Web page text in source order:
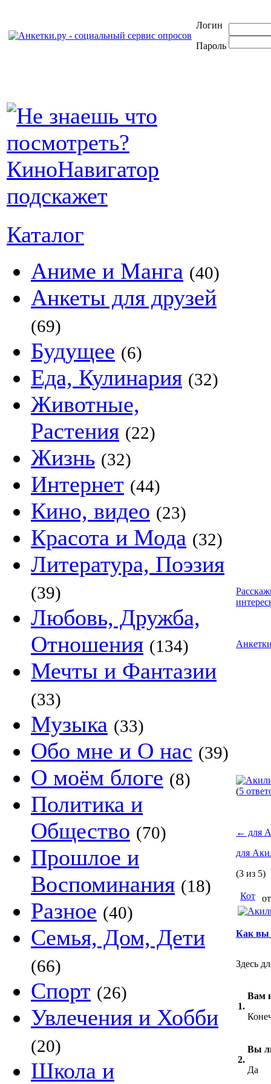
Логин
Пароль
Каталог
Аниме и Манга (40)
Анкеты для друзей
(69)
Будущее (6)
Еда, Кулинария (32)
Животные,
Растения (22)
Жизнь (32)
Интернет (44)
Кино, видео (23)
Красота и Мода (32)
Литература, Поэзия
(39)
Любовь, Дружба,
Отношения (134)
Мечты и Фантазии
(33)
Музыка (33)
Обо мне и О нас (39)
О моём блоге (8)
Политика и
Общество (70)
Прошлое и
Воспоминания (18)
Разное (40)
Семья, Дом, Дети
(66)
Спорт (26)
Увлечения и Хобби
(20)
Школа и
(5
← для
для
(3 из 5)
Кот
Как вы
Здесь
1.
Вам
2.
Вы
Да